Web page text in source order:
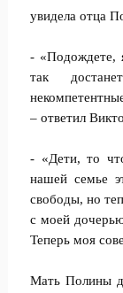
увидела отца
- «Подождете,
так
– ответил
- «Дети, то
нашей семье
свободы, но
с моей
Теперь моя
Мать Полины